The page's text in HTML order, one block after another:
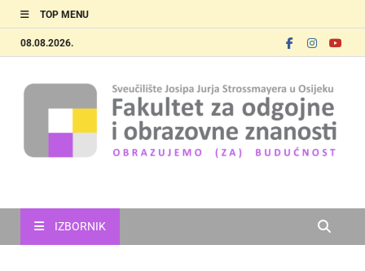
TOP MENU
08.08.2026.
IZBORNIK